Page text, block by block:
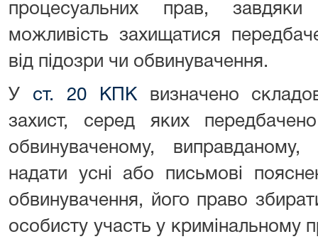
процесуальних прав,
можливість захищатися
від підозри чи обвинувачення.
У ст. 20 КПКвизначено
захист, серед яких
обвинуваченому,
надати усні або письмові
обвинувачення, його право
особисту участь у кримінальному